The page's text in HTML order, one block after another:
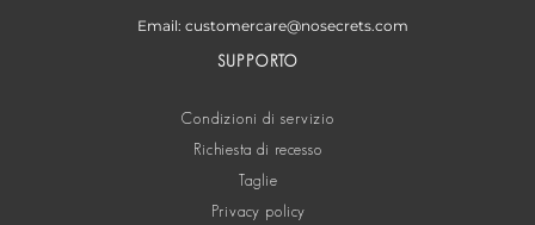
Email: customercare@nosecrets.com
SUPPORTO
Condizioni di servizio
Richiesta di recesso
Taglie
Privacy policy